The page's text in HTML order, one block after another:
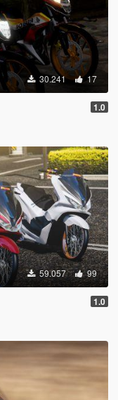
30.241 17
1.0
59.057 99
1.0